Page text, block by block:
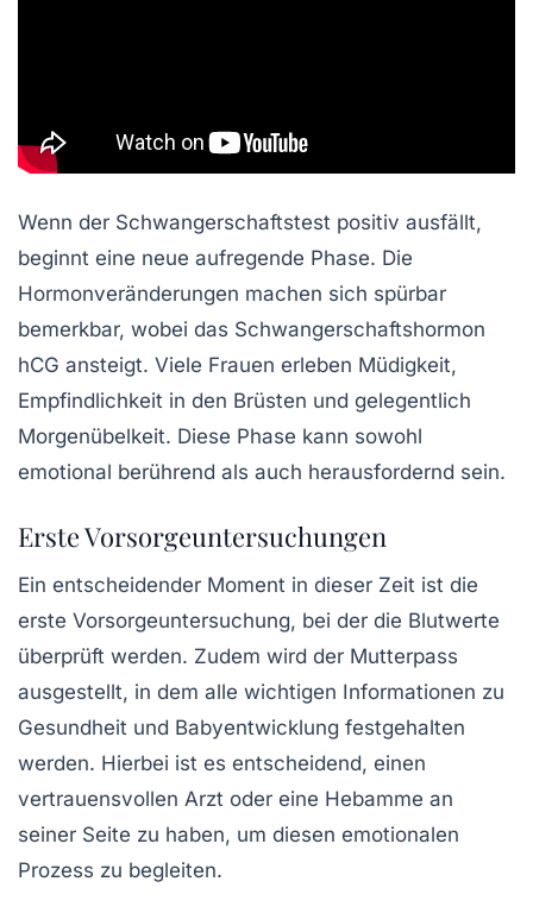
Wenn der Schwangerschaftstest positiv ausfällt,
beginnt eine neue aufregende Phase. Die
Hormonveränderungen machen sich spürbar
bemerkbar, wobei das Schwangerschaftshormon
hCG ansteigt. Viele Frauen erleben Müdigkeit,
Empfindlichkeit in den Brüsten und gelegentlich
Morgenübelkeit. Diese Phase kann sowohl
emotional berührend als auch herausfordernd sein.
Erste Vorsorgeuntersuchungen
Ein entscheidender Moment in dieser Zeit ist die
erste Vorsorgeuntersuchung, bei der die Blutwerte
überprüft werden. Zudem wird der Mutterpass
ausgestellt, in dem alle wichtigen Informationen zu
Gesundheit und Babyentwicklung festgehalten
werden. Hierbei ist es entscheidend, einen
vertrauensvollen Arzt oder eine Hebamme an
seiner Seite zu haben, um diesen emotionalen
Prozess zu begleiten.